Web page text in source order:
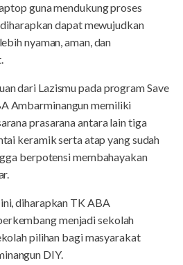
guna mendukung proses
dapat mewujudkan
nyaman, aman, dan
dari Lazismu pada program Save
Ambarminangun memiliki
prasarana antara lain tiga
keramik serta atap yang sudah
berpotensi membahayakan
diharapkan TK ABA
menjadi sekolah
pilihan bagi masyarakat
DIY.